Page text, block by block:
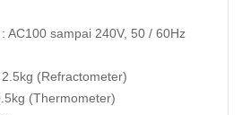
AC100 sampai 240V, 50 / 60Hz
(Refractometer)
(Thermometer)